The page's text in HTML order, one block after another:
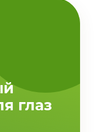
глаз